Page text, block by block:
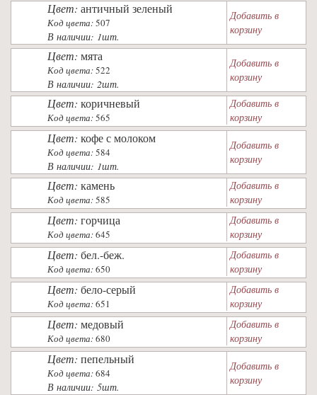
Цвет: античный зеленый
Код цвета:507
В наличии: 1шт.
Добавить в
корзину
Цвет: мята
Код цвета:522
В наличии: 2шт.
Добавить в
корзину
Цвет: коричневый
Код цвета:565
Добавить в
корзину
Цвет: кофе с молоком
Код цвета:584
В наличии: 1шт.
Добавить в
корзину
Цвет: камень
Код цвета:585
Добавить в
корзину
Цвет: горчица
Код цвета:645
Добавить в
корзину
Цвет: бел.-беж.
Код цвета:650
Добавить в
корзину
Цвет: бело-серый
Код цвета:651
Добавить в
корзину
Цвет: медовый
Код цвета:680
Добавить в
корзину
Цвет: пепельный
Код цвета:684
В наличии: 5шт.
Добавить в
корзину